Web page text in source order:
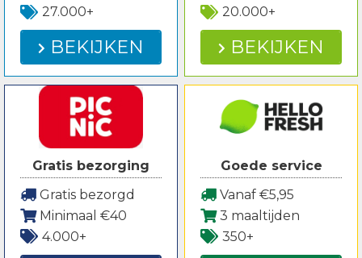
27.000+
BEKIJKEN
20.000+
BEKIJKEN
Gratis bezorging
Gratis bezorgd
Minimaal €40
4.000+
Goede service
Vanaf €5,95
3 maaltijden
350+